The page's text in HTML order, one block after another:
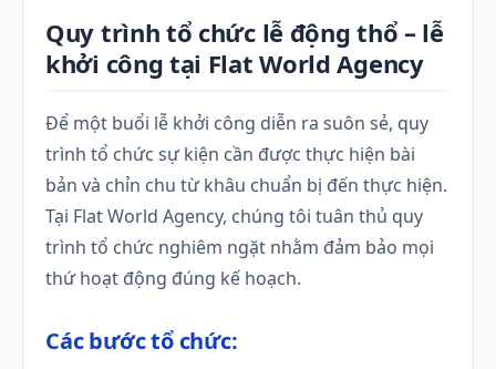
Quy trình tổ chức lễ động thổ – lễ
khởi công tại Flat World Agency
Để một buổi lễ khởi công diễn ra suôn sẻ, quy
trình tổ chức sự kiện cần được thực hiện bài
bản và chỉn chu từ khâu chuẩn bị đến thực hiện.
Tại Flat World Agency, chúng tôi tuân thủ quy
trình tổ chức nghiêm ngặt nhằm đảm bảo mọi
thứ hoạt động đúng kế hoạch.
Các bước tổ chức: